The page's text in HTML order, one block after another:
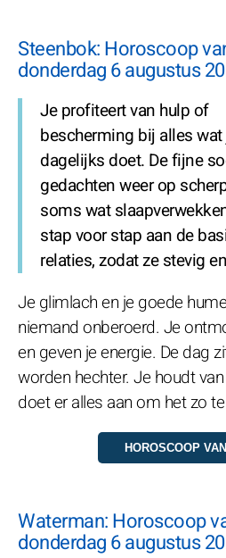
Steenbok: Horoscoop
donderdag 6 augustus
Je profiteert van hulp of
bescherming bij alles wat
dagelijks doet. De fijne
gedachten weer op
soms wat
stap voor stap aan de
relaties, zodat ze stevig
Je glimlach en je goede
niemand onberoerd. Je
en geven je energie. De dag
worden hechter. Je houdt
doet er alles aan om het zo
Waterman: Horoscoop
donderdag 6 augustus